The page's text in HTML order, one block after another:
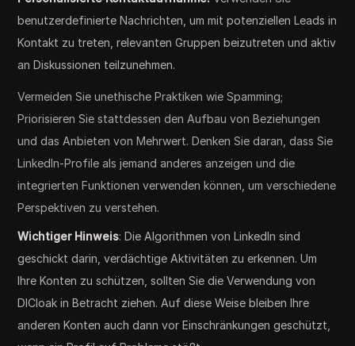
benutzerdefinierte Nachrichten, um mit potenziellen Leads in
Kontakt zu treten, relevanten Gruppen beizutreten und aktiv
an Diskussionen teilzunehmen.
Vermeiden Sie unethische Praktiken wie Spamming;
Priorisieren Sie stattdessen den Aufbau von Beziehungen
und das Anbieten von Mehrwert. Denken Sie daran, dass Sie
LinkedIn-Profile als jemand anderes anzeigen und die
integrierten Funktionen verwenden können, um verschiedene
Perspektiven zu verstehen.
Wichtiger Hinweis: Die Algorithmen von LinkedIn sind
geschickt darin, verdächtige Aktivitäten zu erkennen. Um
Ihre Konten zu schützen, sollten Sie die Verwendung von
DICloak in Betracht ziehen. Auf diese Weise bleiben Ihre
anderen Konten auch dann vor Einschränkungen geschützt,